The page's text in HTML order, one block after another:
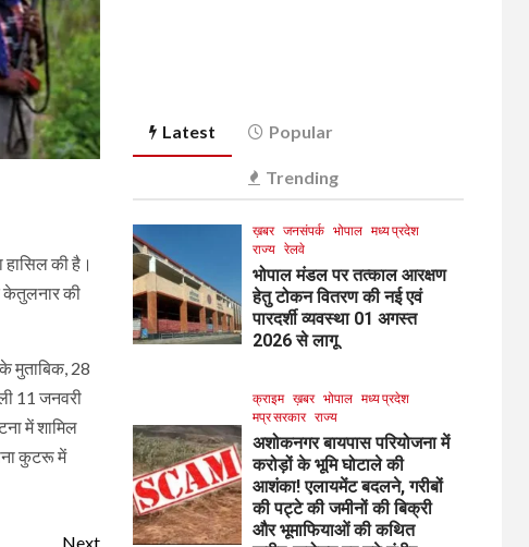
की है।
केतुलनार की
मुताबिक, 28
11 जनवरी
में शामिल
कुटरू में
Next
Latest Popular
Trending
ख़बर जनसंपर्क भोपाल मध्य प्रदेश
राज्य रेलवे
भोपाल मंडल पर तत्काल आरक्षण
हेतु टोकन वितरण की नई एवं
पारदर्शी व्यवस्था 01 अगस्त
2026 से लागू
क्राइम ख़बर भोपाल मध्य प्रदेश
मप्र सरकार राज्य
अशोकनगर बायपास परियोजना में
करोड़ों के भूमि घोटाले की
आशंका! एलायमेंट बदलने, गरीबों
की पट्टे की जमीनों की बिक्री
और भूमाफियाओं की कथित